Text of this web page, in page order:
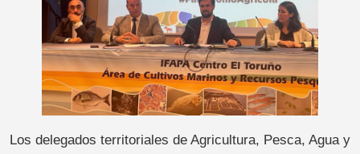
Los delegados territoriales de Agricultura, Pesca, Agua y